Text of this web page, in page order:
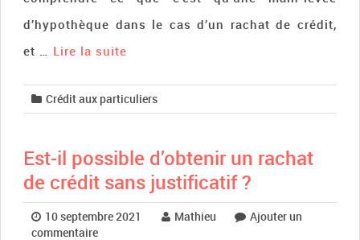
d’hypothèque dans le cas d’un rachat de crédit,
et … Lire la suite­­
Crédit aux particuliers
Est-il possible d’obtenir un rachat
de crédit sans justificatif ?
10 septembre 2021 Mathieu
Ajouter un
commentaire